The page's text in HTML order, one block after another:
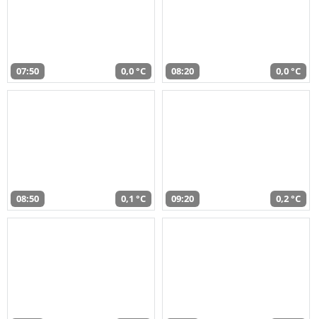
07:50 0,0 °C 08:20 0,0 °C
08:50 0,1 °C 09:20 0,2 °C